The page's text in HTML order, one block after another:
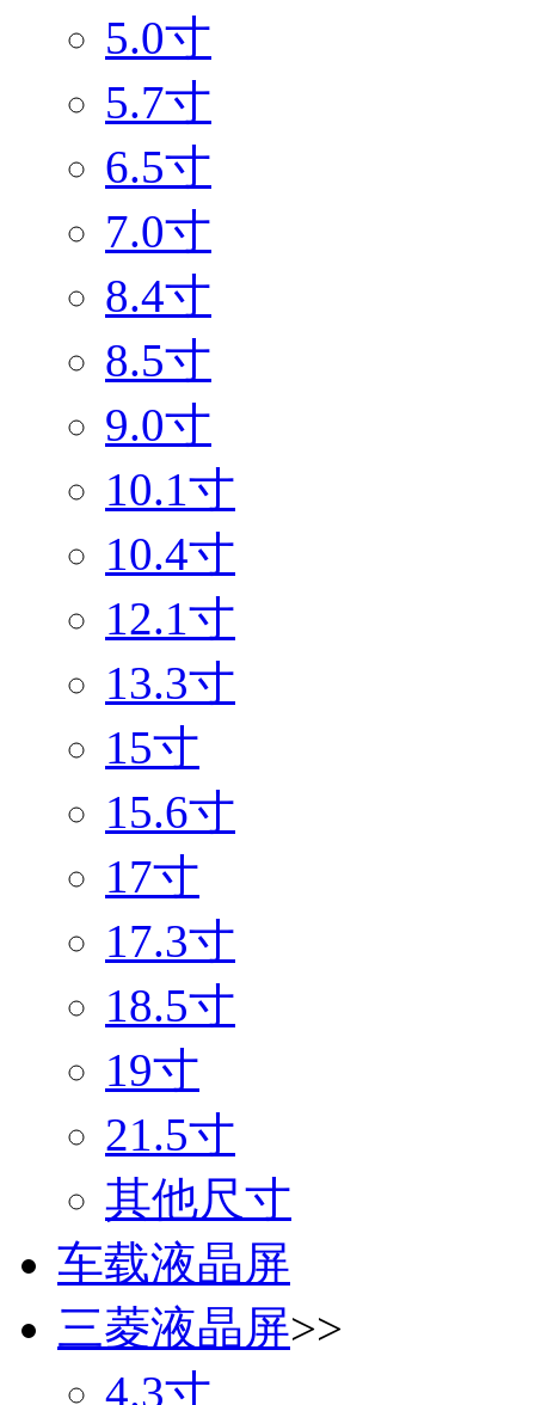
5.0寸
5.7寸
6.5寸
7.0寸
8.4寸
8.5寸
9.0寸
10.1寸
10.4寸
12.1寸
13.3寸
15寸
15.6寸
17寸
17.3寸
18.5寸
19寸
21.5寸
其他尺寸
车载液晶屏
三菱液晶屏>>
4.3寸